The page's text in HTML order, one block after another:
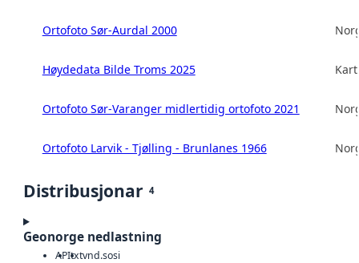
Ortofoto Sør-Aurdal 2000
Høydedata Bilde Troms 2025
Ortofoto Sør-Varanger midlertidig ortofoto 2021
Ortofoto Larvik - Tjølling - Brunlanes 1966
Distribusjonar 4
Geonorge nedlastning
APItxtvnd.sosi